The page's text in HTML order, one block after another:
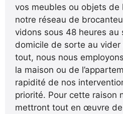
vos meubles ou objets de
notre réseau de
vidons sous 48 heures au
domicile de sorte au
tout, nous nous
la maison ou de
rapidité de nos
priorité. Pour cette raison
mettront tout en œuvre